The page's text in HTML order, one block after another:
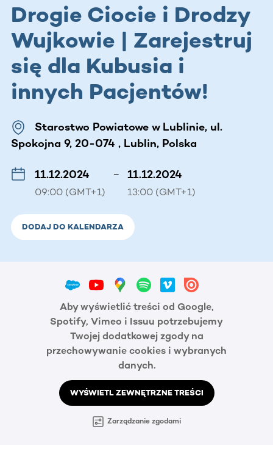
Drogie Ciocie i Drodzy
Wujkowie | Zarejestruj
się dla Kubusia i
innych Pacjentów!
Starostwo Powiatowe w Lublinie, ul.
Spokojna 9, 20-074 , Lublin, Polska
11.12.2024
09:00 (GMT+1)
– 11.12.2024
13:00 (GMT+1)
DODAJ DO KALENDARZA
Aby wyświetlić treści od Google,
Spotify, Vimeo i Issuu potrzebujemy
Twojej dodatkowej zgody na
przechowywanie cookies i wybranych
danych.
WYŚWIETL ZEWNĘTRZNE TREŚCI
Zarządzanie zgodami